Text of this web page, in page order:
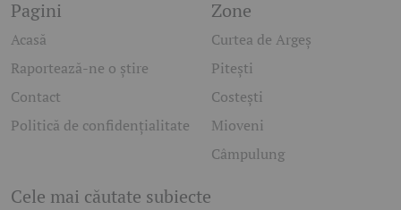
Pagini
Acasă
Raportează-ne o știre
Contact
Politică de confidențialitate
Zone
Curtea de Argeș
Pitești
Costești
Mioveni
Câmpulung
Cele mai căutate subiecte